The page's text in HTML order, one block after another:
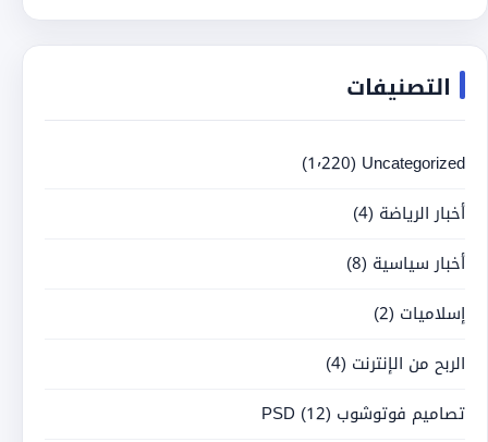
التصنيفات
Uncategorized (1٬220)
أخبار الرياضة (4)
أخبار سياسية (8)
إسلاميات (2)
الربح من الإنترنت (4)
تصاميم فوتوشوب PSD (12)